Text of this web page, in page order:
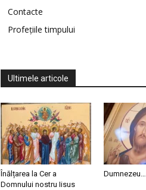
Contacte
Profețiile timpului
Ultimele articole
Înălțarea la Cer a
Domnului nostru Iisus
Dumnezeu…